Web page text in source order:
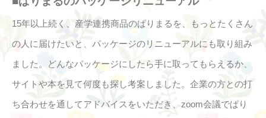
15年以上続く、産学連携商品のぱりまるを、もっとたくさん
の人に届けたいと、パッケージのリニューアルにも取り組み
ました。どんなパッケージにしたら手に取ってもらえるか、
サイトや本を見て何度も探し考案しました。企業の方との打
ち合わせを通してアドバイスをいただき、zoom会議でぱり